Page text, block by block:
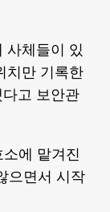
사체들이 있
치만 기록한
고 보안관
에 맡겨진
으면서 시작